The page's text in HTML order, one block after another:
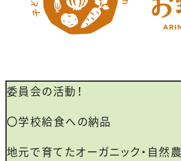
委員会の活動！
〇学校給食への納品
地元で育てたオーガニック・自然